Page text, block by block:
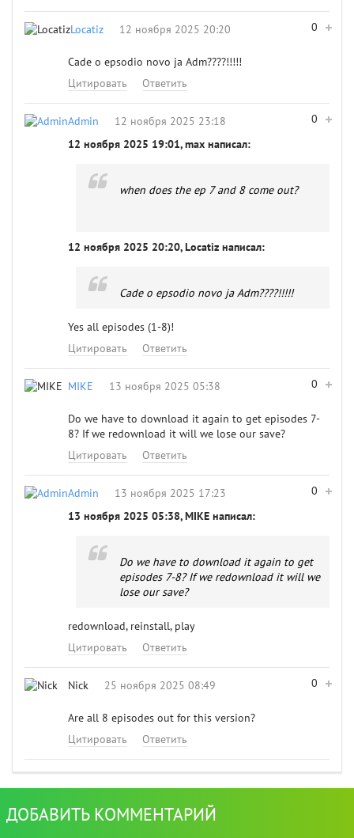
0
Locatiz 12 ноября 2025 20:20
Cade o epsodio novo ja Adm????!!!!!
Цитировать
Ответить
0
Admin
12 ноября 2025 23:18
12 ноября 2025 19:01, max написал:
when does the ep 7 and 8 come out?
12 ноября 2025 20:20, Locatiz написал:
Cade o epsodio novo ja Adm????!!!!!
Yes all episodes (1-8)!
Цитировать
Ответить
0
MIKE 13 ноября 2025 05:38
Do we have to download it again to get episodes 7-
8? If we redownload it will we lose our save?
Цитировать
Ответить
0
Admin
13 ноября 2025 17:23
13 ноября 2025 05:38, MIKE написал:
Do we have to download it again to get
episodes 7-8? If we redownload it will we
lose our save?
redownload, reinstall, play
Цитировать
Ответить
0
Nick 25 ноября 2025 08:49
Are all 8 episodes out for this version?
Цитировать
Ответить
ДОБАВИТЬ КОММЕНТАРИЙ